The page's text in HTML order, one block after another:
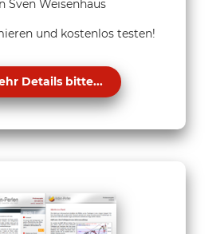
Sven Weisenhaus
und kostenlos testen!
Details bitte...